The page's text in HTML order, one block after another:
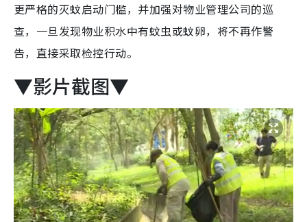
更严格的灭蚊启动门槛，并加强对物业管理公司的巡
查，一旦发现物业积水中有蚊虫或蚊卵，将不再作警
告，直接采取检控行动。
▼影片截图▼